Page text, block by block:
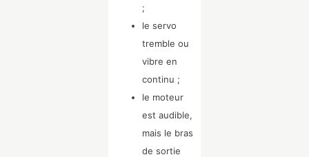
;
le servo
tremble ou
vibre en
continu ;
le moteur
est audible,
mais le bras
de sortie